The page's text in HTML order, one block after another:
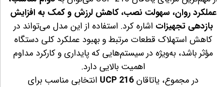
عملکرد روان، سهولت نصب، کاهش لرزش و کمک به افزایش
بازدهی تجهیزات اشاره کرد. استفاده از این مدل می‌تواند در
کاهش استهلاک قطعات مرتبط و بهبود عملکرد کلی دستگاه
مؤثر باشد، به‌ویژه در سیستم‌هایی که پایداری و کارکرد مداوم
اهمیت بالایی دارد.
در مجموع، یاتاقان UCP 216 انتخابی مناسب برای